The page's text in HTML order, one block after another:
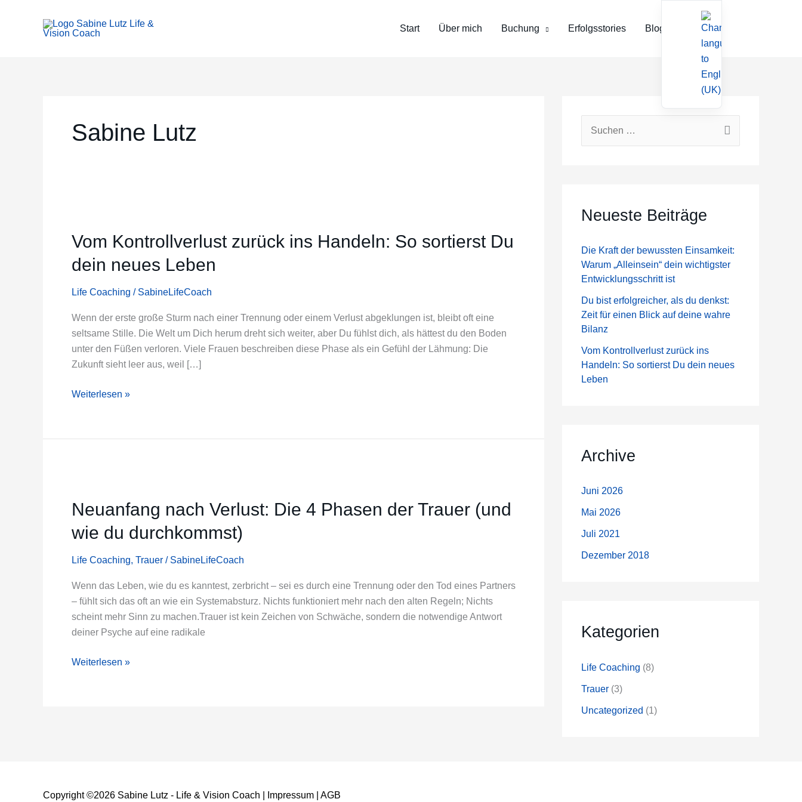
Start Über mich Buchung Erfolgsstories Blog Kontakt
Sabine Lutz
Vom Kontrollverlust zurück ins Handeln: So sortierst Du
dein neues Leben
Life Coaching / SabineLifeCoach
Wenn der erste große Sturm nach einer Trennung oder einem Verlust abgeklungen ist, bleibt oft eine
seltsame Stille. Die Welt um Dich herum dreht sich weiter, aber Du fühlst dich, als hättest du den Boden
unter den Füßen verloren. Viele Frauen beschreiben diese Phase als ein Gefühl der Lähmung: Die
Zukunft sieht leer aus, weil […]
zurück
Handeln:
Du
dein
neues
Leben
Weiterlesen »
Neuanfang nach Verlust: Die 4 Phasen der Trauer (und
wie du durchkommst)
Life Coaching, Trauer / SabineLifeCoach
Wenn das Leben, wie du es kanntest, zerbricht – sei es durch eine Trennung oder den Tod eines Partners
– fühlt sich das oft an wie ein Systemabsturz. Nichts funktioniert mehr nach den alten Regeln; Nichts
scheint mehr Sinn zu machen.Trauer ist kein Zeichen von Schwäche, sondern die notwendige Antwort
deiner Psyche auf eine radikale
Verlust:
4
Trauer
(und
wie
du
Weiterlesen »
e
n
a
h
:
Neueste Beiträge
Die Kraft der bewussten Einsamkeit:
Warum „Alleinsein“ dein wichtigster
Entwicklungsschritt ist
Du bist erfolgreicher, als du denkst:
Zeit für einen Blick auf deine wahre
Bilanz
Vom Kontrollverlust zurück ins
Handeln: So sortierst Du dein neues
Leben
Archive
Juni 2026
Mai 2026
Juli 2021
Dezember 2018
Kategorien
Life Coaching (8)
Trauer (3)
Uncategorized (1)
Copyright ©2026 Sabine Lutz - Life & Vision Coach Impressum AGB